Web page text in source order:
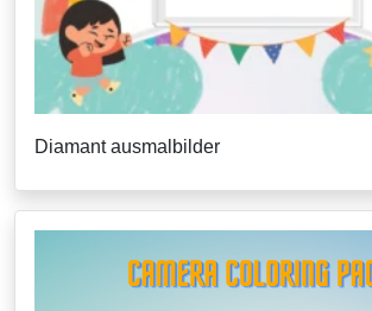
Diamant ausmalbilder